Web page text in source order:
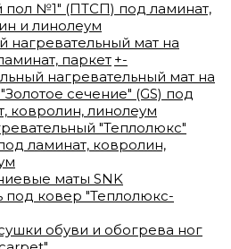
пол №1" (ПТСП) под ламинат,
и линолеум
нагревательный мат на
паркет +-
нагревательный мат на
сечение" (GS) под
ковролин, линолеум
"Теплолюкс"
ламинат, ковролин,
маты SNK
под ковер "Теплолюкс-
обуви и обогрева ног